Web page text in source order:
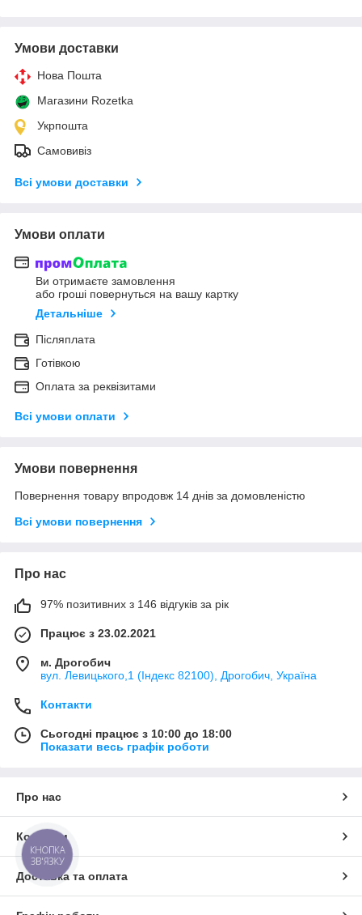
Умови доставки
Нова Пошта
Магазини Rozetka
Укрпошта
Самовивіз
Всі умови доставки
Умови оплати
Ви отримаєте замовлення
або гроші повернуться на вашу картку
Детальніше
Післяплата
Готівкою
Оплата за реквізитами
Всі умови оплати
Умови повернення
Повернення товару впродовж 14 днів за домовленістю
Всі умови повернення
Про нас
97% позитивних з 146 відгуків за рік
Працює з 23.02.2021
м. Дрогобич
вул. Левицького,1 (Індекс 82100), Дрогобич, Україна
Контакти
Сьогодні працює з 10:00 до 18:00
Показати весь графік роботи
Про нас
Контакти
Доставка та оплата
КНОПКА
ЗВ'ЯЗКУ